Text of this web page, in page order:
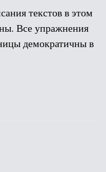
текстов в этом
Все упражнения
демократичны в